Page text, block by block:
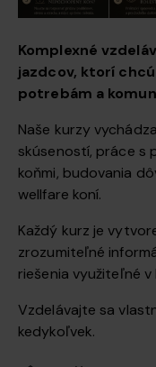
Komplexné
jazdcov, ktorí
potrebám a
Naše kurzy
skúseností, práce s
koňmi, budovania
wellfare koní.
Každý kurz je
zrozumiteľné
riešenia využiteľné
Vzdelávajte sa
kedykoľvek.